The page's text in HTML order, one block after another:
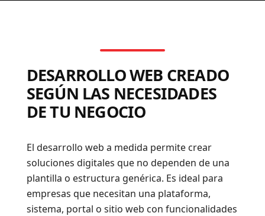
DESARROLLO WEB CREADO
SEGÚN LAS NECESIDADES
DE TU NEGOCIO
El desarrollo web a medida permite crear
soluciones digitales que no dependen de una
plantilla o estructura genérica. Es ideal para
empresas que necesitan una plataforma,
sistema, portal o sitio web con funcionalidades